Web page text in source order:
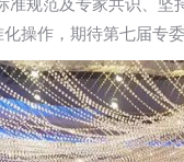
准规范及专家共识、
操作，期待第七届专委